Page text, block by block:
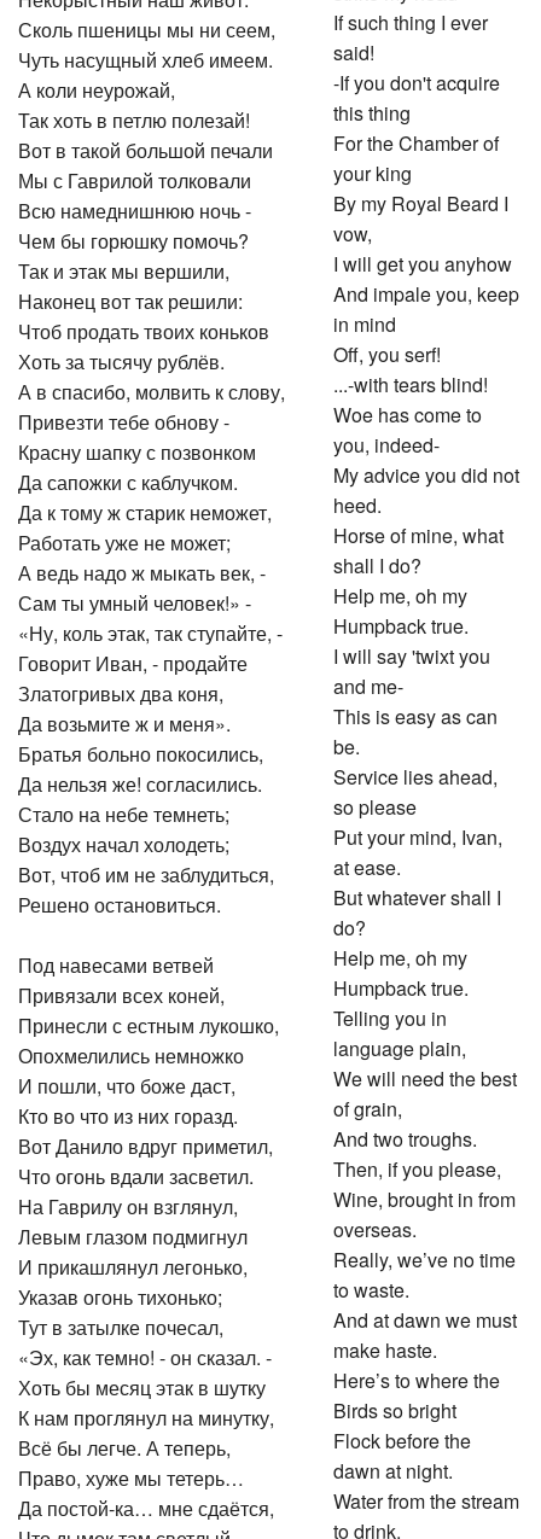
Сколь пшеницы мы ни сеем,
Чуть насущный хлеб имеем.
А коли неурожай,
Так хоть в петлю полезай!
Вот в такой большой печали
Мы с Гаврилой толковали
Всю намеднишнюю ночь -
Чем бы горюшку помочь?
Так и этак мы вершили,
Наконец вот так решили:
Чтоб продать твоих коньков
Хоть за тысячу рублёв.
А в спасибо, молвить к слову,
Привезти тебе обнову -
Красну шапку с позвонком
Да сапожки с каблучком.
Да к тому ж старик неможет,
Работать уже не может;
А ведь надо ж мыкать век, -
Сам ты умный человек!» -
«Ну, коль этак, так ступайте, -
Говорит Иван, - продайте
Златогривых два коня,
Да возьмите ж и меня».
Братья больно покосились,
Да нельзя же! согласились.
Стало на небе темнеть;
Воздух начал холодеть;
Вот, чтоб им не заблудиться,
Решено остановиться.
Под навесами ветвей
Привязали всех коней,
Принесли с естным лукошко,
Опохмелились немножко
И пошли, что боже даст,
Кто во что из них горазд.
Вот Данило вдруг приметил,
Что огонь вдали засветил.
На Гаврилу он взглянул,
Левым глазом подмигнул
И прикашлянул легонько,
Указав огонь тихонько;
Тут в затылке почесал,
«Эх, как темно! - он сказал. -
Хоть бы месяц этак в шутку
К нам проглянул на минутку,
Всё бы легче. А теперь,
Право, хуже мы тетерь…
Да постой-ка… мне сдаётся,
If such thing I ever
said!
-If you don't acquire
this thing
For the Chamber of
your king
By my Royal Beard I
vow,
I will get you anyhow
And impale you, keep
in mind
Off, you serf!
...-with tears blind!
Woe has come to
you, indeed-
My advice you did not
heed.
Horse of mine, what
shall I do?
Help me, oh my
Humpback true.
I will say 'twixt you
and me-
This is easy as can
be.
Service lies ahead,
so please
Put your mind, Ivan,
at ease.
But whatever shall I
do?
Help me, oh my
Humpback true.
Telling you in
language plain,
We will need the best
of grain,
And two troughs.
Then, if you please,
Wine, brought in from
overseas.
Really, we’ve no time
to waste.
And at dawn we must
make haste.
Here’s to where the
Birds so bright
Flock before the
dawn at night.
Water from the stream
to drink.